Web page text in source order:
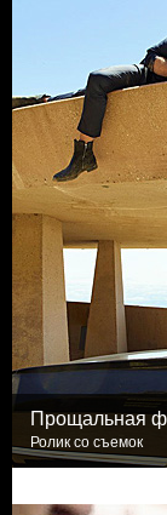
Прощальная
Ролик со съемок